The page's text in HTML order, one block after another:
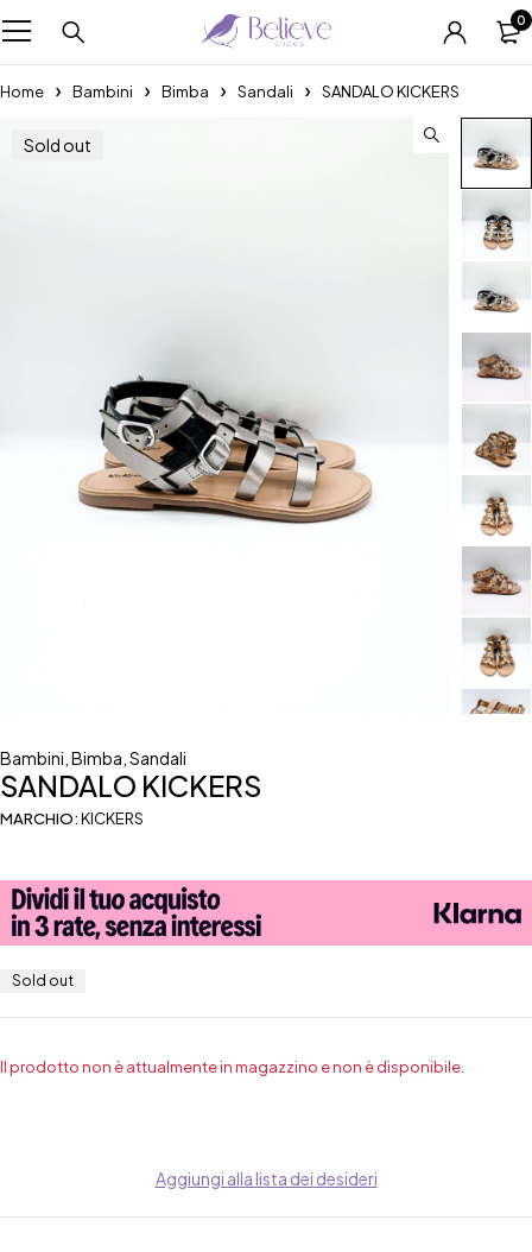
0
Home Bambini Bimba Sandali SANDALO KICKERS
Sold out
Bambini Bimba Sandali
SANDALO KICKERS
MARCHIO:KICKERS
Sold out
Il prodotto non è attualmente in magazzino e non è disponibile.
Aggiungi alla lista dei desideri